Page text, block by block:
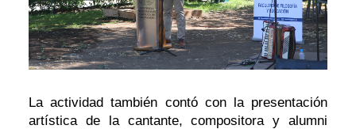
La actividad también contó con la presentación
artística de la cantante, compositora y alumni